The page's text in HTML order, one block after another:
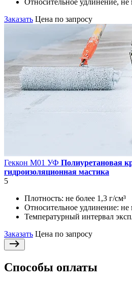
Относительное удлинение, не
Заказать Цена по запросу
Геккон М01 УФ Полиуретановая
гидроизоляционная мастика
5
Плотность: не более 1,3 г/см³
Относительное удлинение: не
Температурный интервал
Заказать Цена по запросу
Способы оплаты